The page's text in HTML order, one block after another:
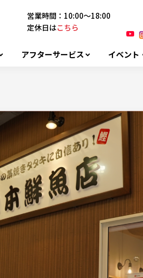
営業時間：10:00～18:00
定休日はこちら
アフターサービス イベント